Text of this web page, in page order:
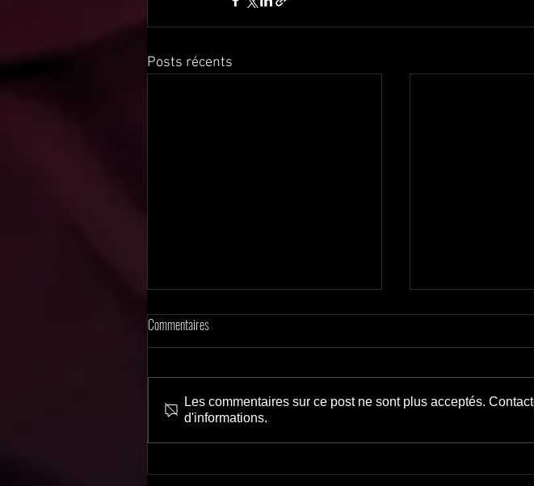
Posts récents
Suspense impitoyable
Commentaires
Les commentaires sur ce post ne sont plus acceptés.
d'informations.